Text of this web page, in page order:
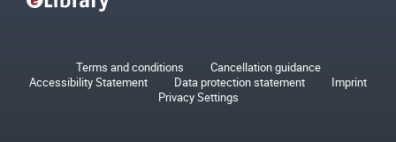
Terms and conditions
Cancellation guidance
Accessibility Statement
Data protection statement
Imprint
Privacy Settings